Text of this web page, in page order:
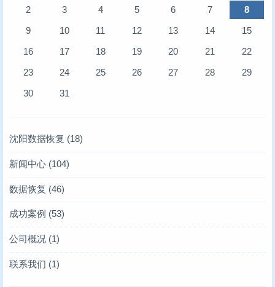
2
3 4 5 6 7
8
9
10 11 12 13 14
15
16
17 18 19 20 21
22
23
24 25 26 27 28
29
30
31
沈阳数据恢复 (18)
新闻中心 (104)
存储业内新闻
凯文数据恢复新闻
技术文章
数据恢复 (46)
服务器数据恢复
硬盘数据恢复
存储卡类恢复
成功案例 (53)
服务器数据恢复案例
数据库修复案例
公司概况 (1)
联系我们 (1)